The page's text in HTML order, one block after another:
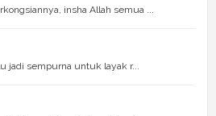
insha Allah semua ...
jadi sempurna untuk layak r...